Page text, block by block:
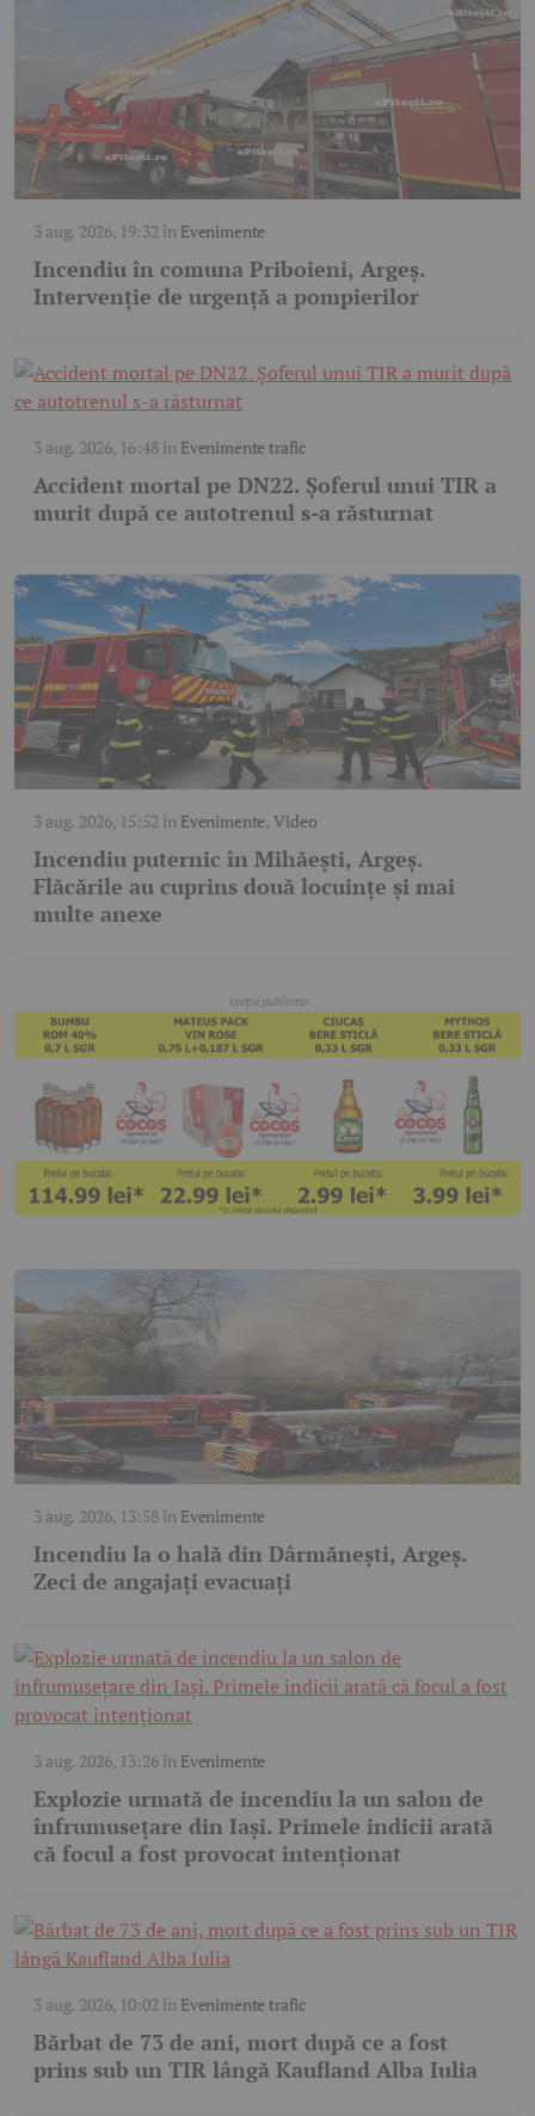
3 aug. 2026, 19:32 în Evenimente
Incendiu în comuna Priboieni, Argeș.
Intervenție de urgență a pompierilor
3 aug. 2026, 16:48în Evenimente trafic
Accident mortal pe DN22. Șoferul unui TIR a
murit după ce autotrenul s-a răsturnat
3 aug. 2026, 15:52 în Evenimente,Video
Incendiu puternic în Mihăești, Argeș.
Flăcările au cuprins două locuințe și mai
multe anexe
3 aug. 2026, 13:58în Evenimente
Incendiu la o hală din Dârmănești, Argeș.
Zeci de angajați evacuați
3 aug. 2026, 13:26în Evenimente
Explozie urmată de incendiu la un salon de
înfrumusețare din Iași. Primele indicii arată
că focul a fost provocat intenționat
3 aug. 2026, 10:02 în Evenimente trafic
Bărbat de 73 de ani, mort după ce a fost
prins sub un TIR lângă Kaufland Alba Iulia